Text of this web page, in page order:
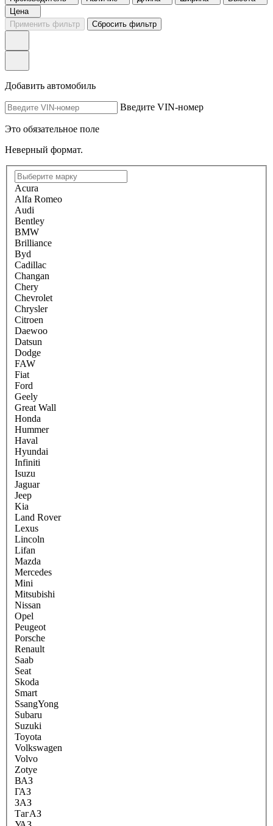
Цена
Применить фильтр
Сбросить фильтр
Добавить автомобиль
Введите VIN-номер
Это обязательное поле
Неверный формат.
Acura
Alfa Romeo
Audi
Bentley
BMW
Brilliance
Byd
Cadillac
Changan
Chery
Chevrolet
Chrysler
Citroen
Daewoo
Datsun
Dodge
FAW
Fiat
Ford
Geely
Great Wall
Honda
Hummer
Haval
Hyundai
Infiniti
Isuzu
Jaguar
Jeep
Kia
Land Rover
Lexus
Lincoln
Lifan
Mazda
Mercedes
Mini
Mitsubishi
Nissan
Opel
Peugeot
Porsche
Renault
Saab
Seat
Skoda
Smart
SsangYong
Subaru
Suzuki
Toyota
Volkswagen
Volvo
Zotye
ВАЗ
ГАЗ
ЗАЗ
ТагАЗ